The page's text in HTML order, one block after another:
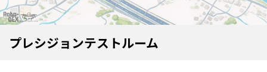
プレシジョンテストルーム